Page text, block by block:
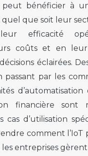
peut bénéficier à
quel que soit leur
efficacité
coûts et en
éclairées.
passant par les
d’automatisation
financière sont
cas d’utilisation
comment
les entreprises